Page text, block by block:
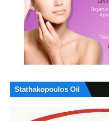
Stathakopoulos Oil